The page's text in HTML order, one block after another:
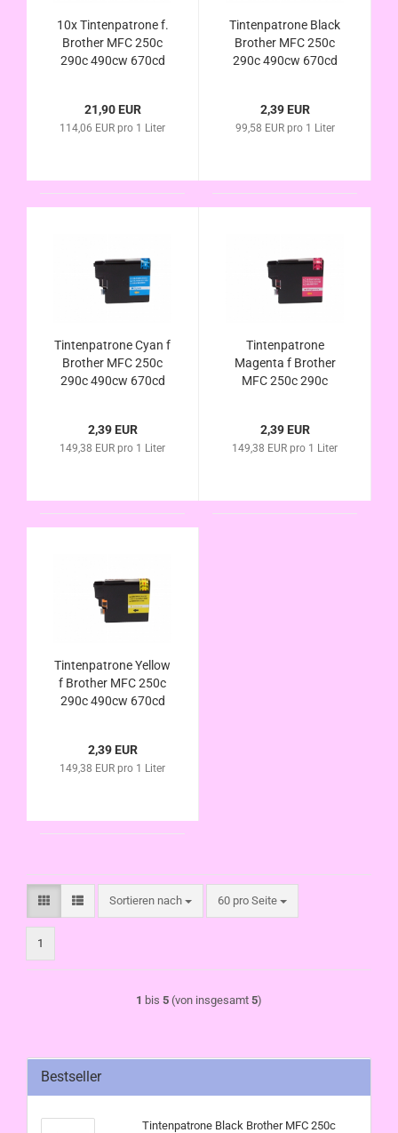
10x Tintenpatrone f.
Brother MFC 250c
290c 490cw 670cd
5895 5895cm
6490cw 6690cw
21,90 EUR
114,06 EUR pro 1 Liter
Tintenpatrone Black
Brother MFC 250c
290c 490cw 670cd
5895 5895cm
6490cw 6690cw
2,39 EUR
99,58 EUR pro 1 Liter
Tintenpatrone Cyan f
Brother MFC 250c
290c 490cw 670cd
5895 5895cm
6490cw 6690cw
2,39 EUR
149,38 EUR pro 1 Liter
Tintenpatrone
Magenta f Brother
MFC 250c 290c
5490cn 5890cn MFC-
5895 5895cm
980 LC-1100
2,39 EUR
149,38 EUR pro 1 Liter
Tintenpatrone Yellow
f Brother MFC 250c
290c 490cw 670cd
5895 5895cm
6490cw 6690cw
2,39 EUR
149,38 EUR pro 1 Liter
Sortieren nach
Sortieren nach 60 pro Seite
pro Seite
1
1 bis 5 (von insgesamt 5)
Bestseller
Tintenpatrone Black Brother MFC 250c